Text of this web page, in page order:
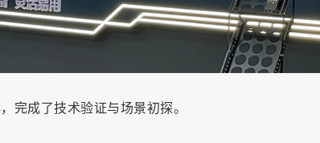
完成了技术验证与场景初探。